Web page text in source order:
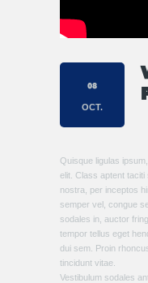
08
OCT.
Quisque ligulas
elit. Class aptent
nostra, per inceptos
semper vel, congue
sodales in, auctor
tempor tellus eget
dui sem. Proin
tincidunt vitae.
Vestibulum sodales